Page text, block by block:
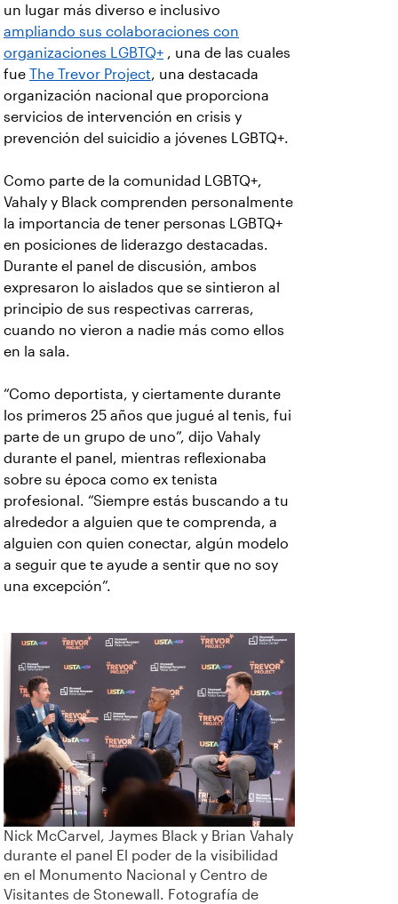
un lugar más diverso e inclusivo
ampliando sus colaboraciones con
organizaciones LGBTQ+ , una de las cuales
fue The Trevor Project, una destacada
organización nacional que proporciona
servicios de intervención en crisis y
prevención del suicidio a jóvenes LGBTQ+.
Como parte de la comunidad LGBTQ+,
Vahaly y Black comprenden personalmente
la importancia de tener personas LGBTQ+
en posiciones de liderazgo destacadas.
Durante el panel de discusión, ambos
expresaron lo aislados que se sintieron al
principio de sus respectivas carreras,
cuando no vieron a nadie más como ellos
en la sala.
“Como deportista, y ciertamente durante
los primeros 25 años que jugué al tenis, fui
parte de un grupo de uno”, dijo Vahaly
durante el panel, mientras reflexionaba
sobre su época como ex tenista
profesional. “Siempre estás buscando a tu
alrededor a alguien que te comprenda, a
alguien con quien conectar, algún modelo
a seguir que te ayude a sentir que no soy
una excepción”.
Nick McCarvel, Jaymes Black y Brian Vahaly
durante el panel El poder de la visibilidad
en el Monumento Nacional y Centro de
Visitantes de Stonewall. Fotografía de